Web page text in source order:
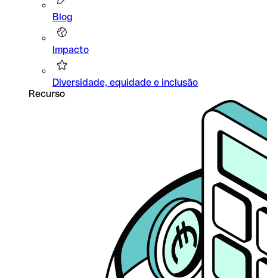
Blog
Impacto
Diversidade, equidade e inclusão
Recurso